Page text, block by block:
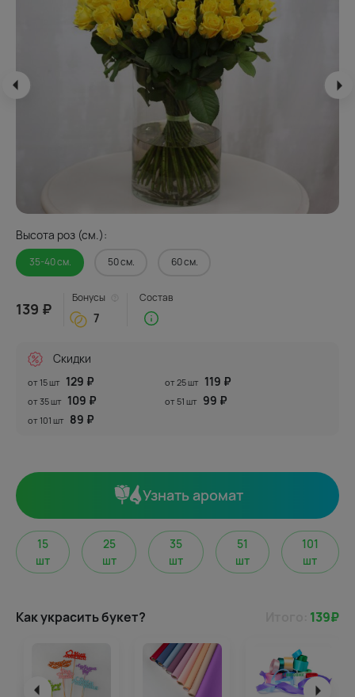
Высота роз (см.):
35-40 см. 50 см. 60 см.
139 ₽
Бонусы
7
Состав
Скидки
от 15 шт 129 ₽ от 25 шт 119 ₽
от 35 шт 109 ₽ от 51 шт 99 ₽
от 101 шт 89 ₽
Узнать аромат
15
шт
25
шт
35
шт
51
шт
101
шт
Как украсить букет? 139₽